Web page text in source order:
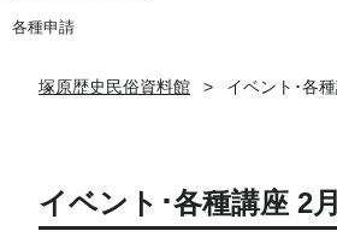
各種申請
塚原歴史民俗資料館 イベント･各
イベント･各種講座 2